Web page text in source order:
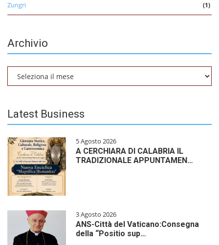
Zungri (1)
Archivio
Latest Business
5 Agosto 2026
A CERCHIARA DI CALABRIA IL
TRADIZIONALE APPUNTAMEN…
3 Agosto 2026
ANS-Città del Vaticano:Consegna
della “Positio sup…